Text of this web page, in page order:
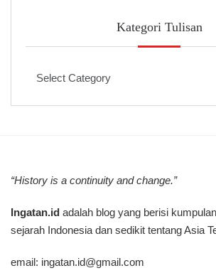
Kategori Tulisan
“History is a continuity and change.”
Ingatan.id adalah blog yang berisi
sejarah Indonesia dan sedikit tentang Asia
email: ingatan.id@gmail.com